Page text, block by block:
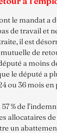
le mandat a
de travail et
il est
de
a moins
le député a
ou 36 mois en
% de
allocataires
un